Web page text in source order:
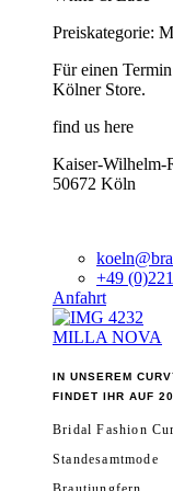
Preiskategorie:
Für einen
Kölner Store.
find us here
Kaiser-Wilhelm-
50672 Köln
+49
Anfahrt
MILLA NOVA
IN UNSEREM
FINDET IHR AUF
Bridal Fashion
Standesamtmode